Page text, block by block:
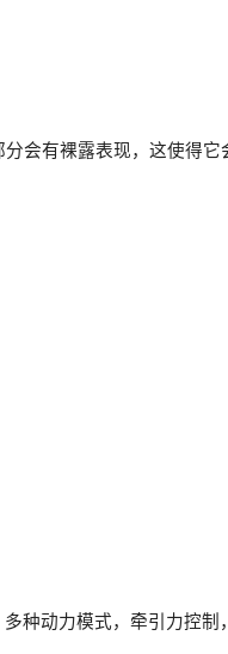
会有裸露表现，这使得它
多种动力模式，牵引力控制